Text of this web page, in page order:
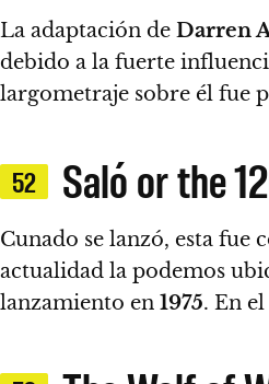
La adaptación de Darren
debido a la fuerte
largometraje sobre él fue
52 Saló or the
Cunado se lanzó, esta
actualidad la podemos
lanzamiento en 1975. En